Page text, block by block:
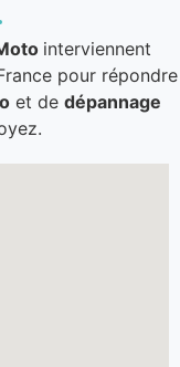
interviennent
pour répondre
et de dépannage